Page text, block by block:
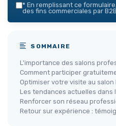
* En remplissant ce
des fins commerciales par
SOMMAIRE
L'importance des salons
Comment participer
Optimiser votre visite au salon
Les tendances actuelles dans
Renforcer son réseau
Retour sur expérience :